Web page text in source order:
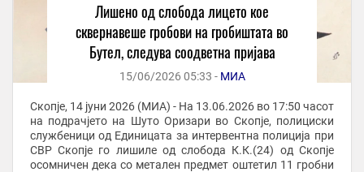
Лишено од слобода лицето кое
сквернавеше гробови на гробиштата во
Бутел, следува соодветна пријава
15/06/2026 05:33 - МИА
Скопје, 14 јуни 2026 (МИА) - На 13.06.2026 во 17:50 часот
на подрачјето на Шуто Оризари во Скопје, полициски
службеници од Единицата за интервентна полиција при
СВР Скопје го лишилe од слобода К.К.(24) од Скопје
осомничен дека со метален предмет оштетил 11 гробни